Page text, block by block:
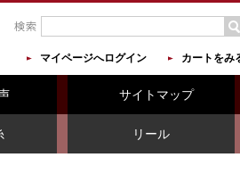
マイページへログイン カートをみ
サイトマップ
リール